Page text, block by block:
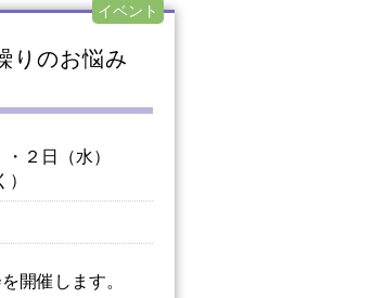
イベント
りのお悩み
２日（水）
を開催します。